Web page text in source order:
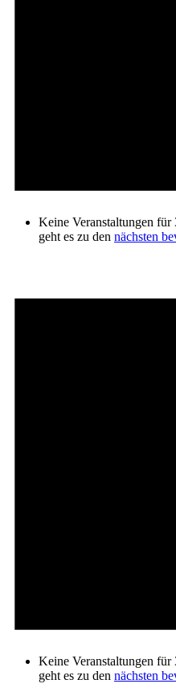
Keine Veranstaltungen
geht es zu den nächsten
Keine Veranstaltungen
geht es zu den nächsten